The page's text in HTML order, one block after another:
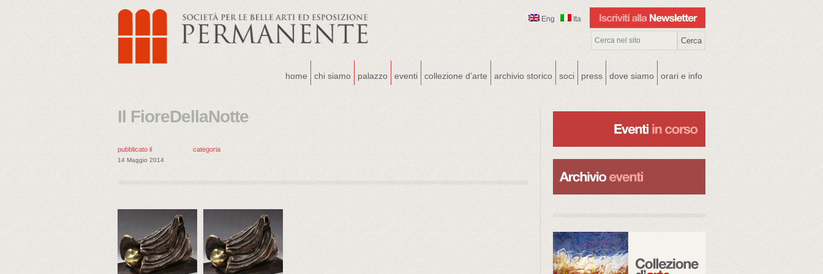
Eng Ita
home chi siamo palazzo eventi collezione d’arte archivio storico soci press dove siamo orari e info
Il FioreDellaNotte
pubblicato il
14 Maggio 2014
categoria